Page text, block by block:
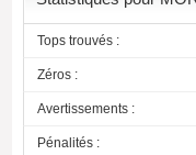
Tops trouvés :
Zéros :
Avertissements :
Pénalités :